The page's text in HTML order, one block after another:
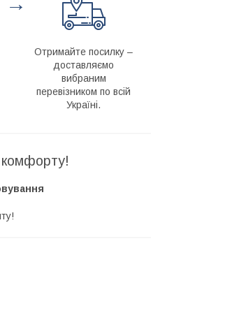
Отримайте посилку –
доставляємо
вибраним
перевізником по всій
Україні.
комфорту!